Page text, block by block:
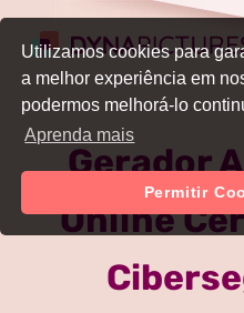
Utilizamos cookies para
a melhor experiência em
podermos melhorá-lo
Aprenda mais
Permitir
Gerador
Online